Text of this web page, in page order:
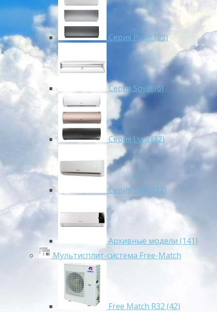
Серия Pular (23)
Cерия Soyal (6)
Серия Lyra (12)
Серия Bora (12)
Архивные модели (141)
Мультисплит-система Free-Match
Free Match R32 (42)